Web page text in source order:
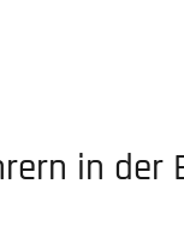
in der